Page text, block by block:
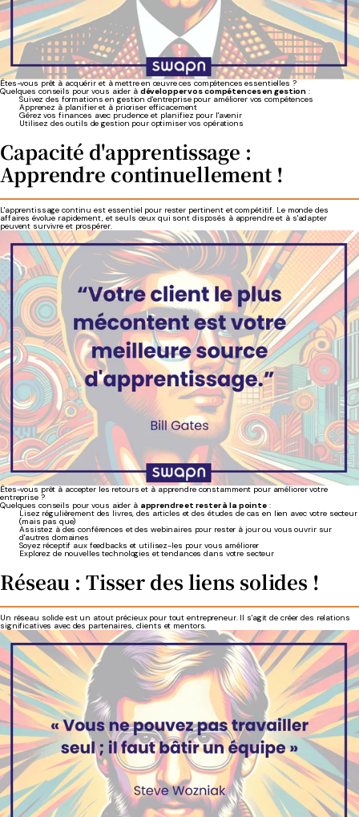
Êtes-vous prêt à acquérir et à mettre en œuvre ces compétences essentielles ?
Quelques conseils pour vous aider à développer vos compétences en gestion :
Suivez des formations en gestion d'entreprise pour améliorer vos compétences
Apprenez à planifier et à prioriser efficacement
Gérez vos finances avec prudence et planifiez pour l'avenir
Utilisez des outils de gestion pour optimiser vos opérations
Capacité d'apprentissage :
Apprendre continuellement !
L'apprentissage continu est essentiel pour rester pertinent et compétitif. Le monde des
affaires évolue rapidement, et seuls ceux qui sont disposés à apprendre et à s'adapter
peuvent survivre et prospérer.
Êtes-vous prêt à accepter les retours et à apprendre constamment pour améliorer votre
entreprise ?
Quelques conseils pour vous aider à apprendre et rester à la pointe:
Lisez régulièrement des livres, des articles et des études de cas en lien avec votre secteur
(mais pas que)
Assistez à des conférences et des webinaires pour rester à jour ou vous ouvrir sur
d'autres domaines
Soyez réceptif aux feedbacks et utilisez-les pour vous améliorer
Explorez de nouvelles technologies et tendances dans votre secteur
Réseau : Tisser des liens solides !
Un réseau solide est un atout précieux pour tout entrepreneur. Il s'agit de créer des relations
significatives avec des partenaires, clients et mentors.